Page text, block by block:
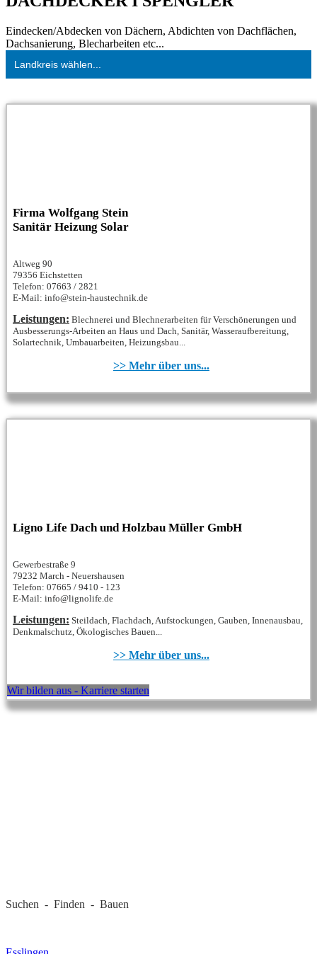
Eindecken/Abdecken von Dächern, Abdichten von Dachflächen,
Dachsanierung, Blecharbeiten etc...
Landkreis wählen...
Firma Wolfgang Stein
Sanitär Heizung Solar
Altweg 90
79356 Eichstetten
Telefon: 07663 / 2821
E-Mail: info@stein-haustechnik.de
Leistungen: Blechnerei und Blechnerarbeiten für Verschönerungen und
Ausbesserungs-Arbeiten an Haus und Dach, Sanitär, Wasseraufbereitung,
Solartechnik, Umbauarbeiten, Heizungsbau...
>> Mehr über uns...
Ligno Life Dach und Holzbau Müller GmbH
Gewerbestraße 9
79232 March - Neuershausen
Telefon: 07665 / 9410 - 123
E-Mail: info@lignolife.de
Leistungen: Steildach, Flachdach, Aufstockungen, Gauben, Innenausbau,
Denkmalschutz, Ökologisches Bauen...
>> Mehr über uns...
Wir bilden aus - Karriere starten
Suchen - Finden - Bauen